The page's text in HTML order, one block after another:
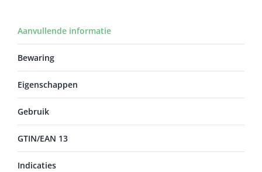
Aanvullende informatie
Bewaring
Eigenschappen
Gebruik
GTIN/EAN 13
Indicaties